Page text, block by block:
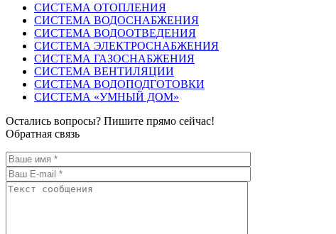
СИСТЕМА ОТОПЛЕНИЯ
СИСТЕМА ВОДОСНАБЖЕНИЯ
СИСТЕМА ВОДООТВЕДЕНИЯ
СИСТЕМА ЭЛЕКТРОСНАБЖЕНИЯ
СИСТЕМА ГАЗОСНАБЖЕНИЯ
СИСТЕМА ВЕНТИЛЯЦИИ
СИСТЕМА ВОДОПОДГОТОВКИ
СИСТЕМА «УМНЫЙ ДОМ»
Остались вопросы? Пишите прямо сейчас!
Обратная связь